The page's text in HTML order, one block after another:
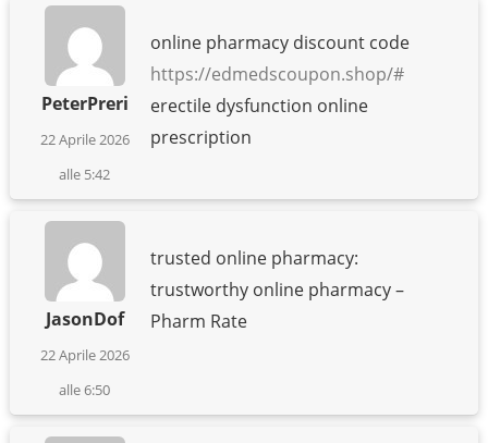
PeterPreri
22 Aprile 2026
alle 5:42
online pharmacy discount code
https://edmedscoupon.shop/#
erectile dysfunction online
prescription
JasonDof
22 Aprile 2026
alle 6:50
trusted online pharmacy:
trustworthy online pharmacy –
Pharm Rate